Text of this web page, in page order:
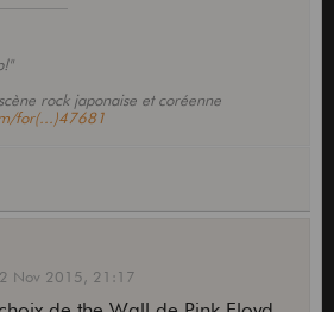
rock japonaise et coréenne
for(...)47681
Nov 2015, 21:17